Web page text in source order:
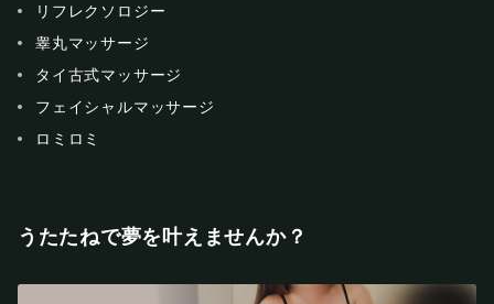
リフレクソロジー
睾丸マッサージ
タイ古式マッサージ
フェイシャルマッサージ
ロミロミ
うたたねで夢を叶えませんか？